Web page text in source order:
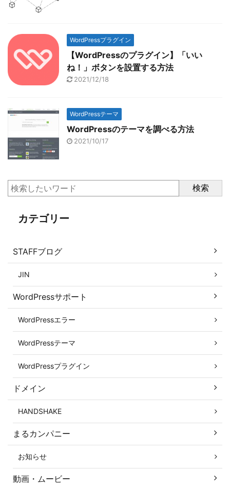
WordPressプラグイン
【WordPressのプラグイン】「いい
ね！」ボタンを設置する方法
2021/12/18
WordPressテーマ
WordPressのテーマを調べる方法
2021/10/17
検索
カテゴリー
STAFFブログ
JIN
WordPressサポート
WordPressエラー
WordPressテーマ
WordPressプラグイン
ドメイン
HANDSHAKE
まるカンパニー
お知らせ
動画・ムービー